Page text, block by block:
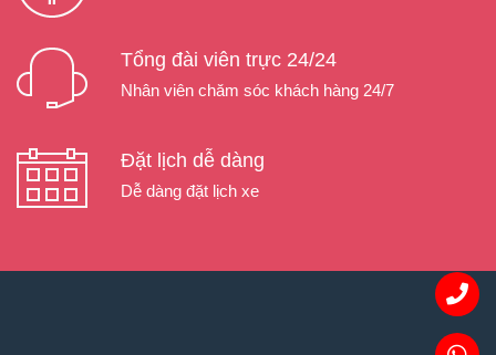
Tổng đài viên trực 24/24
Nhân viên chăm sóc khách hàng 24/7
Đặt lịch dễ dàng
Dễ dàng đặt lịch xe